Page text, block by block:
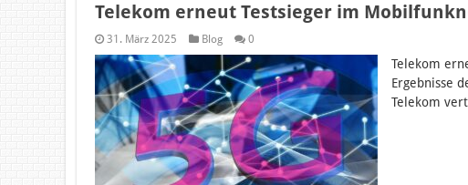
Telekom erneut Testsieger im
31. März 2025 Blog 0
Telekom
Ergebnisse
Telekom